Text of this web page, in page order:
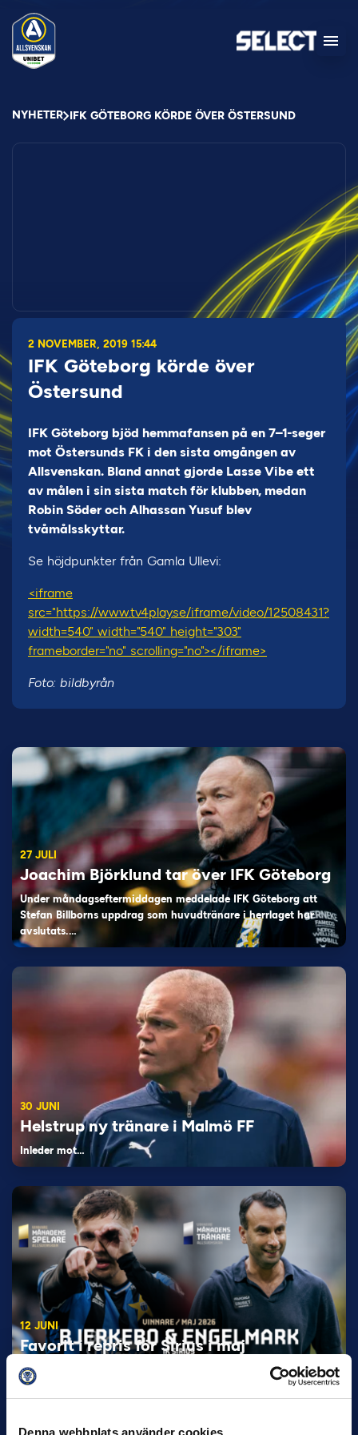
Denna webbplats använder cookies
NYHETER IFK GÖTEBORG KÖRDE ÖVER ÖSTERSUND
2 NOVEMBER, 2019 15:44
IFK Göteborg körde över
Östersund
IFK Göteborg bjöd hemmafansen på en 7–1-seger
mot Östersunds FK i den sista omgången av
Allsvenskan. Bland annat gjorde Lasse Vibe ett
av målen i sin sista match för klubben, medan
Robin Söder och Alhassan Yusuf blev
tvåmålsskyttar.
Se höjdpunkter från Gamla Ullevi:
<iframe
src="https://www.tv4play.se/iframe/video/12508431?
width=540" width="540" height="303"
frameborder="no" scrolling="no"></iframe>
Foto: bildbyrån
27 JULI
Joachim Björklund tar över IFK Göteborg
Under måndagseftermiddagen meddelade IFK Göteborg att
Stefan Billborns uppdrag som huvudtränare i herrlaget har
avslutats.…
30 JUNI
Helstrup ny tränare i Malmö FF
Inleder mot…
12 JUNI
Favorit i repris för Sirius i maj
Samma vinnare som i…